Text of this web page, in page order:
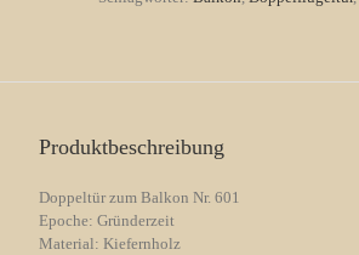
Gründerzeit
Produktbeschreibung
Doppeltür zum Balkon Nr. 601
Epoche: Gründerzeit
Material: Kiefernholz